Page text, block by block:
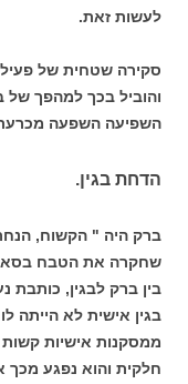
לעשות זאת.
סקירה שטחית של
השפיעה השפעה מכרעת
הדחת בגין.
ברק היה " הקשוח,
שחקרה את הטבח
בין ברק לבגין, כותבת
בגין אישית לא הייתה
ממסקנות אישיות קשות
חלקית והוא נפגע מכך